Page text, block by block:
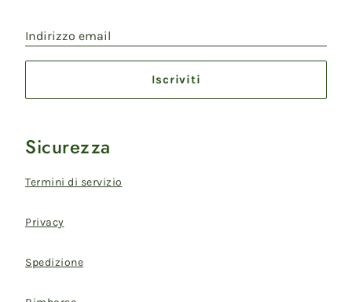
Indirizzo email
Iscriviti
Sicurezza
Termini di servizio
Privacy
Spedizione